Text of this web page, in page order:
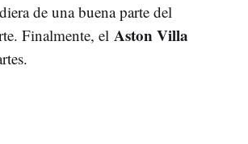
de una buena parte del
Finalmente, el Aston Villa